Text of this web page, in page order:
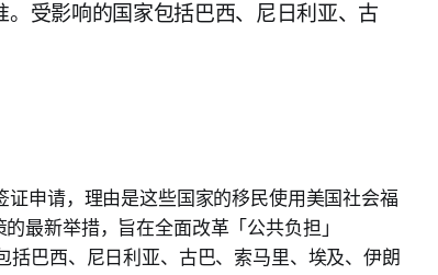
。受影响的国家包括巴西、尼日利亚、古
申请，理由是这些国家的移民使用美国社会福
最新举措，旨在全面改革「公共负担」
括巴西、尼日利亚、古巴、索马里、埃及、伊朗